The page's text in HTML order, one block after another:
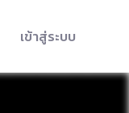
เข้าสู่ระบบ